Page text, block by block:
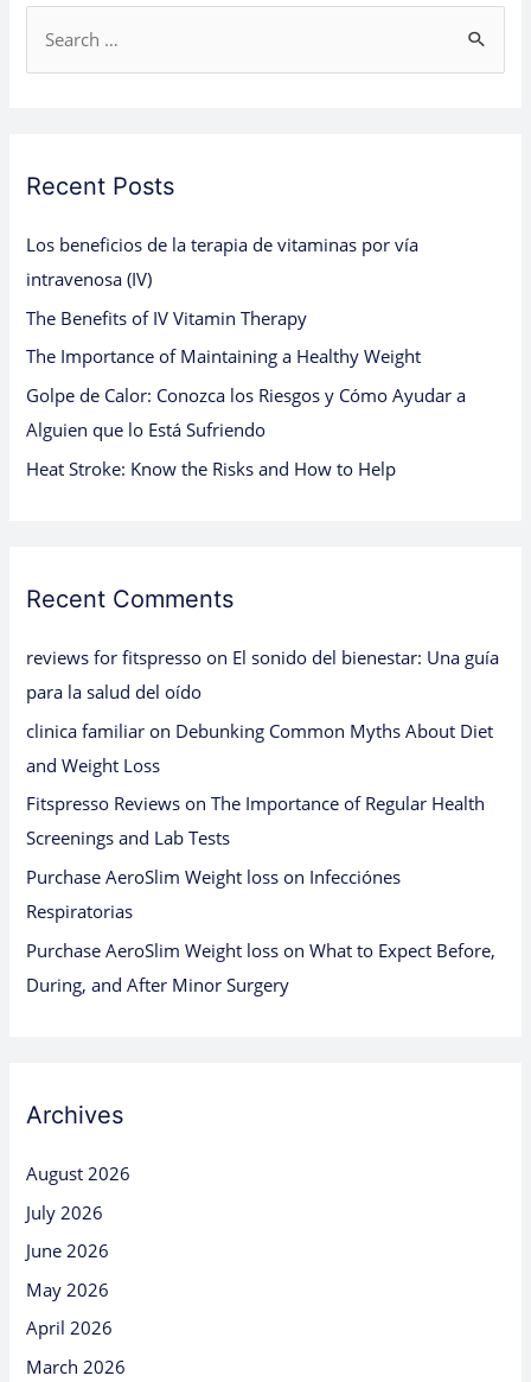
e
c
f
o
r
:
Recent Posts
Los beneficios de la terapia de vitaminas por vía
intravenosa (IV)
The Benefits of IV Vitamin Therapy
The Importance of Maintaining a Healthy Weight
Golpe de Calor: Conozca los Riesgos y Cómo Ayudar a
Alguien que lo Está Sufriendo
Heat Stroke: Know the Risks and How to Help
Recent Comments
reviews for fitspresso on El sonido del bienestar: Una guía
para la salud del oído
clinica familiar on Debunking Common Myths About Diet
and Weight Loss
Fitspresso Reviews onThe Importance of Regular Health
Screenings and Lab Tests
Purchase AeroSlim Weight loss on Infecciónes
Respiratorias
Purchase AeroSlim Weight loss onWhat to Expect Before,
During, and After Minor Surgery
Archives
August 2026
July 2026
June 2026
May 2026
April 2026
March 2026